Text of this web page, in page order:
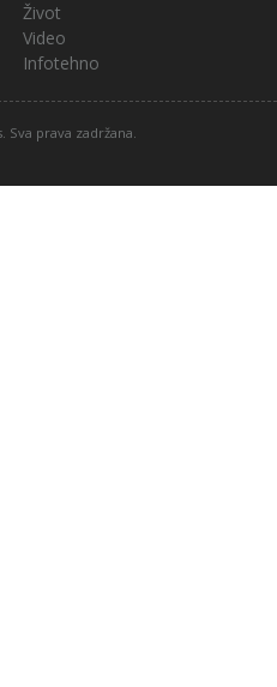
Život
Video
Infotehno
Sva prava zadržana.